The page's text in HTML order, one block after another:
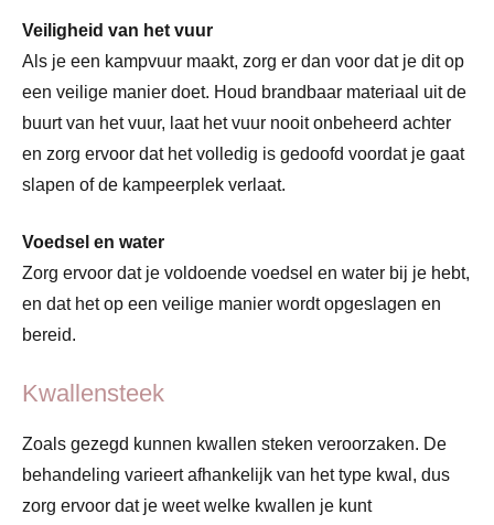
Veiligheid van het vuur
Als je een kampvuur maakt, zorg er dan voor dat je dit op
een veilige manier doet. Houd brandbaar materiaal uit de
buurt van het vuur, laat het vuur nooit onbeheerd achter
en zorg ervoor dat het volledig is gedoofd voordat je gaat
slapen of de kampeerplek verlaat.
Voedsel en water
Zorg ervoor dat je voldoende voedsel en water bij je hebt,
en dat het op een veilige manier wordt opgeslagen en
bereid.
Kwallensteek
Zoals gezegd kunnen kwallen steken veroorzaken. De
behandeling varieert afhankelijk van het type kwal, dus
zorg ervoor dat je weet welke kwallen je kunt